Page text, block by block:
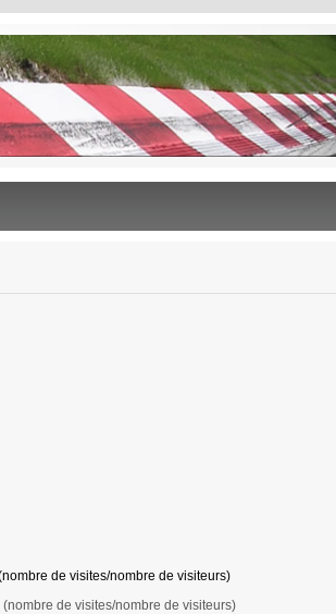
de visites/nombre de visiteurs)
(nombre de visites/nombre de visiteurs)